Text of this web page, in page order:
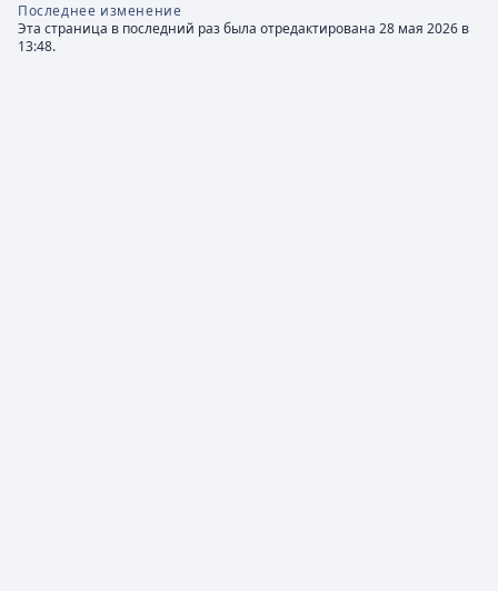
Последнее изменение
Эта страница в последний раз была отредактирована 28 мая 2026 в
13:48.